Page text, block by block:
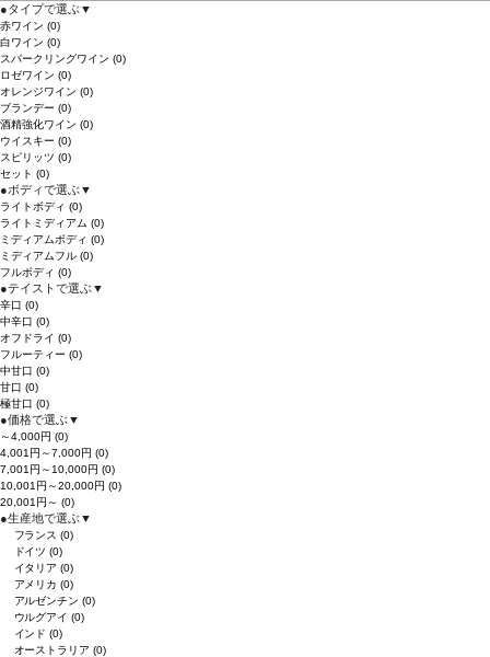
●タイプで選ぶ▼
赤ワイン (0)
白ワイン (0)
スパークリングワイン (0)
ロゼワイン (0)
オレンジワイン (0)
ブランデー (0)
酒精強化ワイン (0)
ウイスキー (0)
スピリッツ (0)
セット (0)
●ボディで選ぶ▼
ライトボディ (0)
ライトミディアム (0)
ミディアムボディ (0)
ミディアムフル (0)
フルボディ (0)
●テイストで選ぶ▼
辛口 (0)
中辛口 (0)
オフドライ (0)
フルーティー (0)
中甘口 (0)
甘口 (0)
極甘口 (0)
●価格で選ぶ▼
～4,000円 (0)
4,001円～7,000円 (0)
7,001円～10,000円 (0)
10,001円～20,000円 (0)
20,001円～ (0)
●生産地で選ぶ▼
フランス(0)
ドイツ(0)
イタリア(0)
アメリカ(0)
アルゼンチン(0)
ウルグアイ(0)
インド(0)
オーストラリア(0)